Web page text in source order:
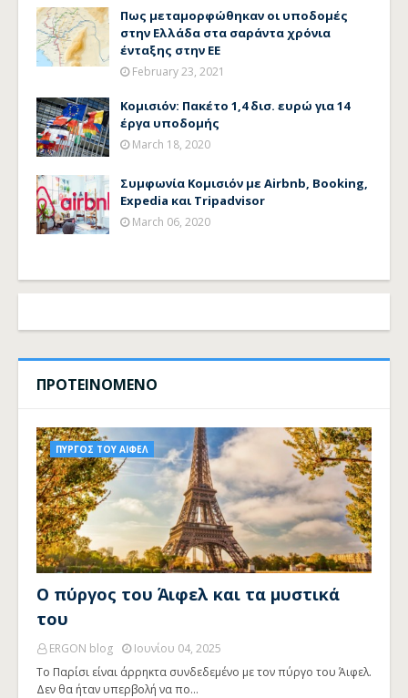
Πως μεταμορφώθηκαν οι υποδομές
στην Ελλάδα στα σαράντα χρόνια
ένταξης στην ΕΕ
February 23, 2021
Κομισιόν: Πακέτο 1,4 δισ. ευρώ για 14
έργα υποδομής
March 18, 2020
Συμφωνία Κομισιόν με Airbnb, Booking,
Expedia και Tripadvisor
March 06, 2020
ΠΡΟΤΕΙΝΟΜΕΝΟ
ΠΥΡΓΟΣ ΤΟΥ ΑΙΦΕΛ
Ο πύργος του Άιφελ και τα μυστικά
του
ERGON blog
Ιουνίου 04, 2025
Το Παρίσι είναι άρρηκτα συνδεδεμένο με τον πύργο του Άιφελ.
Δεν θα ήταν υπερβολή να πο…